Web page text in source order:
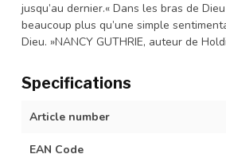
jusqu’au dernier.« Dans les bras de
beaucoup plus qu’une simple
Dieu. »NANCY GUTHRIE, auteur de
Specifications
Article number
EAN Code